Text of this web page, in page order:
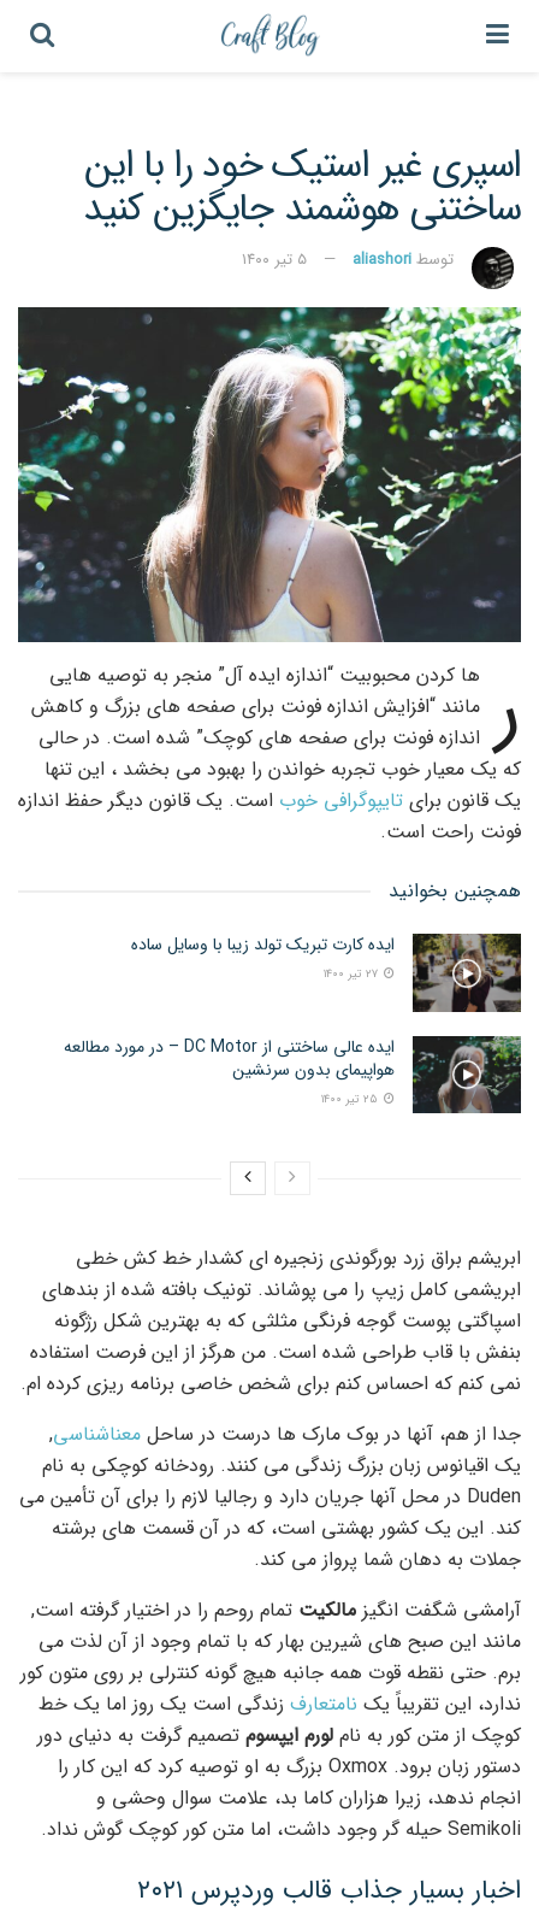
اسپری غیر استیک خود را با این
ساختنی هوشمند جایگزین کنید
توسطaliashori ۵ تیر ۱۴۰۰
ر ها کردن محبوبیت “اندازه ایده آل” منجر به توصیه هایی
مانند “افزایش اندازه فونت برای صفحه های بزرگ و کاهش
اندازه فونت برای صفحه های کوچک” شده است. در حالی
که یک معیار خوب تجربه خواندن را بهبود می بخشد ، این تنها
یک قانون برای تایپوگرافی خوب است. یک قانون دیگر حفظ اندازه
فونت راحت است.
همچنین بخوانید
ایده کارت تبریک تولد زیبا با وسایل ساده
ایده عالی ساختنی از DC Motor – در مورد مطالعه
هواپیمای بدون سرنشین
ابریشم براق زرد بورگوندی زنجیره ای کشدار خط کش خطی
ابریشمی کامل زیپ را می پوشاند. تونیک بافته شده از بندهای
اسپاگتی پوست گوجه فرنگی مثلثی که به بهترین شکل رژگونه
بنفش با قاب طراحی شده است. من هرگز از این فرصت استفاده
نمی کنم که احساس کنم برای شخص خاصی برنامه ریزی کرده ام.
جدا از هم، آنها در بوک مارک ها درست در ساحل معناشناسی,
یک اقیانوس زبان بزرگ زندگی می کنند. رودخانه کوچکی به نام
Duden در محل آنها جریان دارد و رجالیا لازم را برای آن تأمین می
کند. این یک کشور بهشتی است، که در آن قسمت های برشته
جملات به دهان شما پرواز می کند.
آرامشی شگفت انگیز مالکیت تمام روحم را در اختیار گرفته است,
مانند این صبح های شیرین بهار که با تمام وجود از آن لذت می
برم. حتی نقطه قوت همه جانبه هیچ گونه کنترلی بر روی متون کور
ندارد، این تقریباً یک نامتعارف زندگی است یک روز اما یک خط
کوچک از متن کور به نام لورم ایپسوم تصمیم گرفت به دنیای دور
دستور زبان برود. Oxmox بزرگ به او توصیه کرد که این کار را
انجام ندهد، زیرا هزاران کاما بد، علامت سوال وحشی و
Semikoli حیله گر وجود داشت، اما متن کور کوچک گوش نداد.
اخبار بسیار جذاب قالب وردپرس ۲۰۲۱